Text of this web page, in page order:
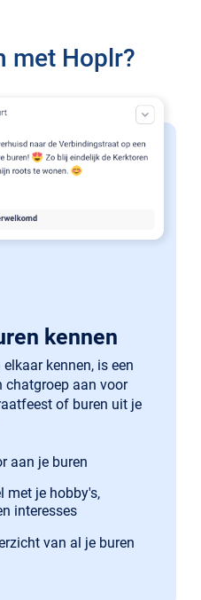
met Hoplr?
kennen
kennen, is een
chatgroep aan voor
of buren uit je
aan je buren
met je hobby's,
interesses
van al je buren